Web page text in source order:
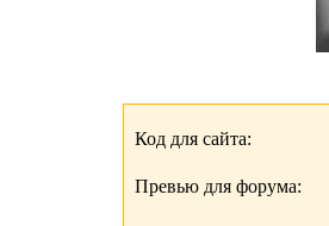
Код для сайта:
Превью для форума: